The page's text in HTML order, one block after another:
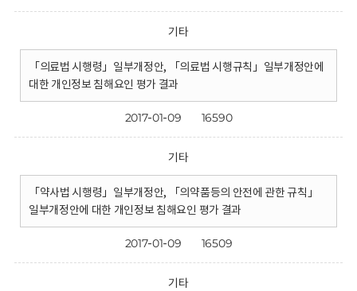
기타
「의료법 시행령」일부개정안, 「의료법 시행규칙」일부개정안에
대한 개인정보 침해요인 평가 결과
2017-01-09 16590
기타
「약사법 시행령」일부개정안, 「의약품등의 안전에 관한 규칙」
일부개정안에 대한 개인정보 침해요인 평가 결과
2017-01-09 16509
기타